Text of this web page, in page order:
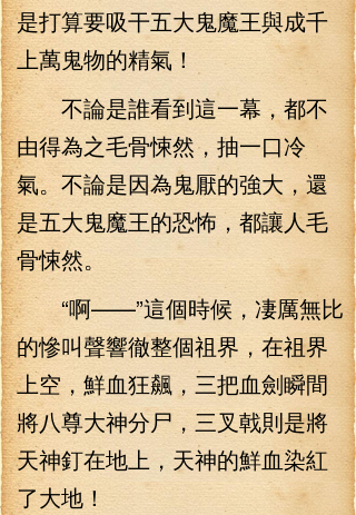
是打算要吸干五大鬼魔王與成千
上萬鬼物的精氣！
不論是誰看到這一幕，都不
由得為之毛骨悚然，抽一口冷
氣。不論是因為鬼厭的強大，還
是五大鬼魔王的恐怖，都讓人毛
骨悚然。
“啊——”這個時候，凄厲無比
的慘叫聲響徹整個祖界，在祖界
上空，鮮血狂飆，三把血劍瞬間
將八尊大神分尸，三叉戟則是將
天神釘在地上，天神的鮮血染紅
了大地！